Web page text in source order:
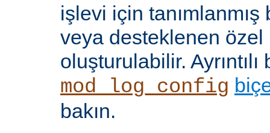
işlevi için
veya desteklenen
oluşturulabilir.
mod_log_config
bakın.